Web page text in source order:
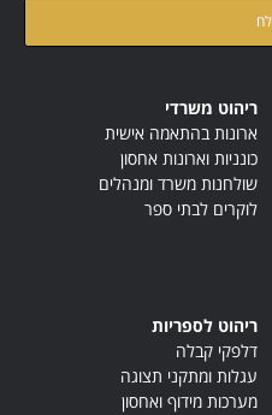
ריהוט משרדי
ארונות בהתאמה אישית
כונניות וארונות אחסון
שולחנות משרד ומנהלים
לוקרים לבתי ספר
ריהוט לספריות
דלפקי קבלה
עגלות ומתקני תצוגה
מערכות מידוף ואחסון